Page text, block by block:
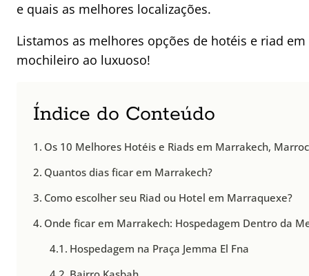
:
e quais as melhores localizações.
Listamos as melhores opções de hotéis e riad
mochileiro ao luxuoso!
Índice do Conteúdo
Os 10 Melhores Hotéis e Riads em Marrakech,
Quantos dias ficar em Marrakech?
Como escolher seu Riad ou Hotel em Marraquexe?
Onde ficar em Marrakech: Hospedagem Dentro da
Hospedagem na Praça Jemma El Fna